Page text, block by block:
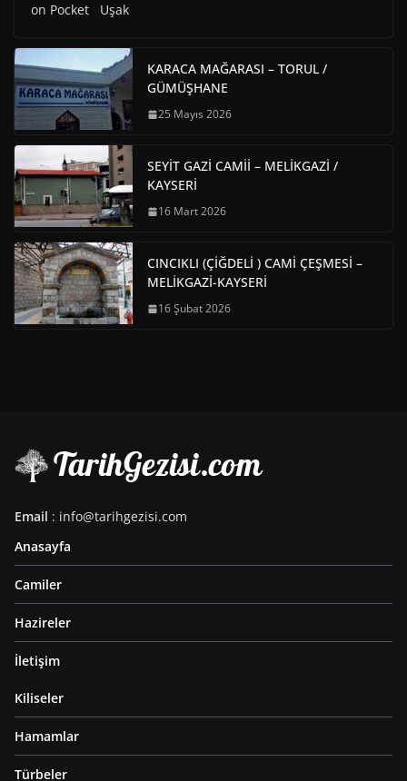
on Pocket Uşak
KARACA MAĞARASI – TORUL /
GÜMÜŞHANE
25 Mayıs 2026
SEYİT GAZİ CAMİİ – MELİKGAZİ /
KAYSERİ
16 Mart 2026
CINCIKLI (ÇİĞDELİ ) CAMİ ÇEŞMESİ –
MELİKGAZİ-KAYSERİ
16 Şubat 2026
Email : info@tarihgezisi.com
Anasayfa
Camiler
Hazireler
İletişim
Kiliseler
Hamamlar
Türbeler